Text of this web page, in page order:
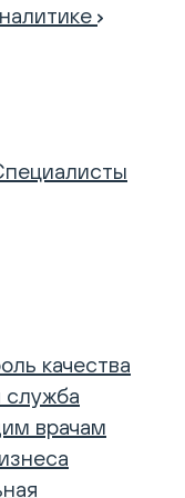
качества
служба
врачам